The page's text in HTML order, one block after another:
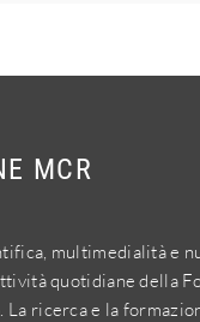
MCR
multimedialità e
quotidiane della
La ricerca e la